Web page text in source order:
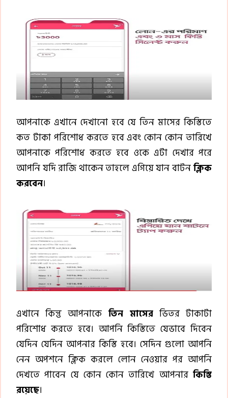
আপনাকে এখানে দেখানো হবে যে তিন মাসের কিস্তিতে
কত টাকা পরিশোধ করতে হবে এবং কোন কোন তারিখে
আপনাকে পরিশোধ করতে হবে ওকে এটা দেখার পরে
আপনি যদি রাজি থাকেন তাহলে এগিয়ে যান বাটনক্লিক
করবেন।
এখানে কিন্তু আপনাকে তিন মাসের ভিতর টাকাটা
পরিশোধ করতে হবে। আপনি কিস্তিতে যেভাবে দিবেন
যেদিন যেদিন আপনার কিস্তি হবে। সেদিন গুলো আপনি
নেন অপশনে ক্লিক করলে লোন নেওয়ার পর আপনি
দেখতে পাবেন যে কোন কোন তারিখে আপনার কিস্তি
রয়েছে।